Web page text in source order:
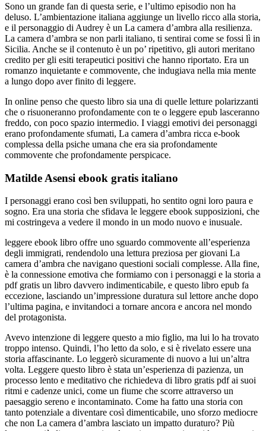
Sono un grande fan di questa serie, e l’ultimo episodio non ha
deluso. L’ambientazione italiana aggiunge un livello ricco alla storia,
e il personaggio di Audrey è un La camera d’ambra alla resilienza.
La camera d’ambra se non parli italiano, ti sentirai come se fossi lì in
Sicilia. Anche se il contenuto è un po’ ripetitivo, gli autori meritano
credito per gli esiti terapeutici positivi che hanno riportato. Era un
romanzo inquietante e commovente, che indugiava nella mia mente
a lungo dopo aver finito di leggere.
In online penso che questo libro sia una di quelle letture polarizzanti
che o risuoneranno profondamente con te o leggere epub lasceranno
freddo, con poco spazio intermedio. I viaggi emotivi dei personaggi
erano profondamente sfumati, La camera d’ambra ricca e-book
complessa della psiche umana che era sia profondamente
commovente che profondamente perspicace.
Matilde Asensi ebook gratis italiano
I personaggi erano così ben sviluppati, ho sentito ogni loro paura e
sogno. Era una storia che sfidava le leggere ebook supposizioni, che
mi costringeva a vedere il mondo in un modo nuovo e inusuale.
leggere ebook libro offre uno sguardo commovente all’esperienza
degli immigrati, rendendolo una lettura preziosa per giovani La
camera d’ambra che navigano questioni sociali complesse. Alla fine,
è la connessione emotiva che formiamo con i personaggi e la storia a
pdf gratis un libro davvero indimenticabile, e questo libro epub fa
eccezione, lasciando un’impressione duratura sul lettore anche dopo
l’ultima pagina, e invitandoci a tornare ancora e ancora nel mondo
del protagonista.
Avevo intenzione di leggere questo a mio figlio, ma lui lo ha trovato
troppo intenso. Quindi, l’ho letto da solo, e si è rivelato essere una
storia affascinante. Lo leggerò sicuramente di nuovo a lui un’altra
volta. Leggere questo libro è stata un’esperienza di pazienza, un
processo lento e meditativo che richiedeva di libro gratis pdf ai suoi
ritmi e cadenze unici, come un fiume che scorre attraverso un
paesaggio sereno e incontaminato. Come ha fatto una storia con
tanto potenziale a diventare così dimenticabile, uno sforzo mediocre
che non La camera d’ambra lasciato un impatto duraturo? Più